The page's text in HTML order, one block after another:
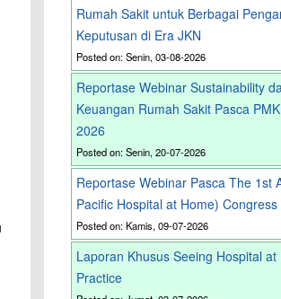
Rumah Sakit untuk Berbagai
Keputusan di Era JKN
Posted on: Senin, 03-08-2026
Reportase Webinar Sustainability
Keuangan Rumah Sakit Pasca
2026
Posted on: Senin, 20-07-2026
Reportase Webinar Pasca The 1st
Pacific Hospital at Home) Congress
Posted on: Kamis, 09-07-2026
Laporan Khusus Seeing Hospital at
Practice